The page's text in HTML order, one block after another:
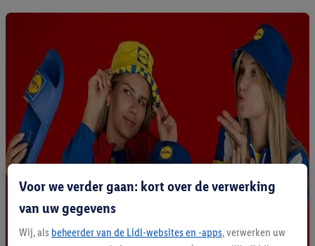
Voor we verder gaan: kort over de verwerking
van uw gegevens
Wij, als beheerder van de Lidl-websites en -apps, verwerken uw